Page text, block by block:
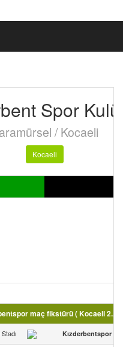
Spor
/ Kocaeli
Kocaeli
maç fikstürü ( Kocaeli
Kızderbentspor